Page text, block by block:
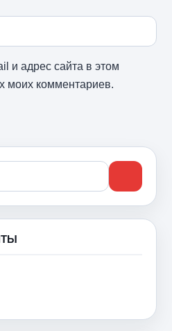
и адрес сайта в этом
моих комментариев.